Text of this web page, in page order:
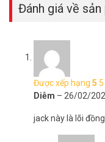
Đánh giá về sản
Được xếp hạng 5
Diễm – 26/02/
jack này là lõi